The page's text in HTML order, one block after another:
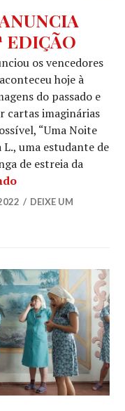
EDIÇÃO
os vencedores
hoje à
do passado e
cartas imaginárias
“Uma Noite
L., uma estudante de
de estreia da
OLHAR DE
DEIXE UM